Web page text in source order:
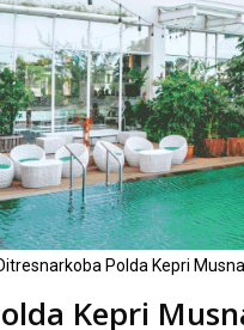
Polda Kepri
Kepri